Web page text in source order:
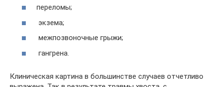
переломы;
экзема;
межпозвоночные грыжи;
гангрена.
Клиническая картина в большинстве случаев отчетливо